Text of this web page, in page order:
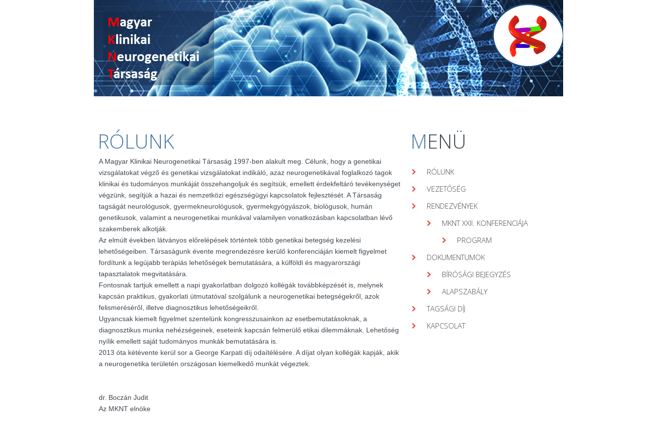
RÓLUNK
A Magyar Klinikai Neurogenetikai Társaság 1997-ben alakult meg. Célunk, hogy a genetikai
vizsgálatokat végző és genetikai vizsgálatokat indikáló, azaz neurogenetikával foglalkozó tagok
klinikai és tudományos munkáját összehangoljuk és segítsük, emellett érdekfeltáró tevékenységet
végzünk, segítjük a hazai és nemzetközi egészségügyi kapcsolatok fejlesztését. A Társaság
tagságát neurológusok, gyermekneurológusok, gyermekgyógyászok, biológusok, humán
genetikusok, valamint a neurogenetikai munkával valamilyen vonatkozásban kapcsolatban lévő
szakemberek alkotják.
Az elmúlt években látványos előrelépések történtek több genetikai betegség kezelési
lehetőségeiben. Társaságunk évente megrendezésre kerülő konferenciáján kiemelt figyelmet
fordítunk a legújabb terápiás lehetőségek bemutatására, a külföldi és magyarországi
tapasztalatok megvitatására.
Fontosnak tartjuk emellett a napi gyakorlatban dolgozó kollégák továbbképzését is, melynek
kapcsán praktikus, gyakorlati útmutatóval szolgálunk a neurogenetikai betegségekről, azok
felismeréséről, illetve diagnosztikus lehetőségeikről.
Ugyancsak kiemelt figyelmet szentelünk kongresszusainkon az esetbemutatásoknak, a
diagnosztikus munka nehézségeinek, eseteink kapcsán felmerülő etikai dilemmáknak. Lehetőség
nyílik emellett saját tudományos munkák bemutatására is.
2013 óta kétévente kerül sor a George Karpati díj odaítélésére. A díjat olyan kollégák kapják, akik
a neurogenetika területén országosan kiemelkedő munkát végeztek.
dr. Boczán Judit
Az MKNT elnöke
MENÜ
RÓLUNK
VEZETŐSÉG
RENDEZVÉNYEK
MKNT XXII. KONFERENCIÁJA
PROGRAM
DOKUMENTUMOK
BÍRÓSÁGI BEJEGYZÉS
ALAPSZABÁLY
TAGSÁGI DÍJ
KAPCSOLAT